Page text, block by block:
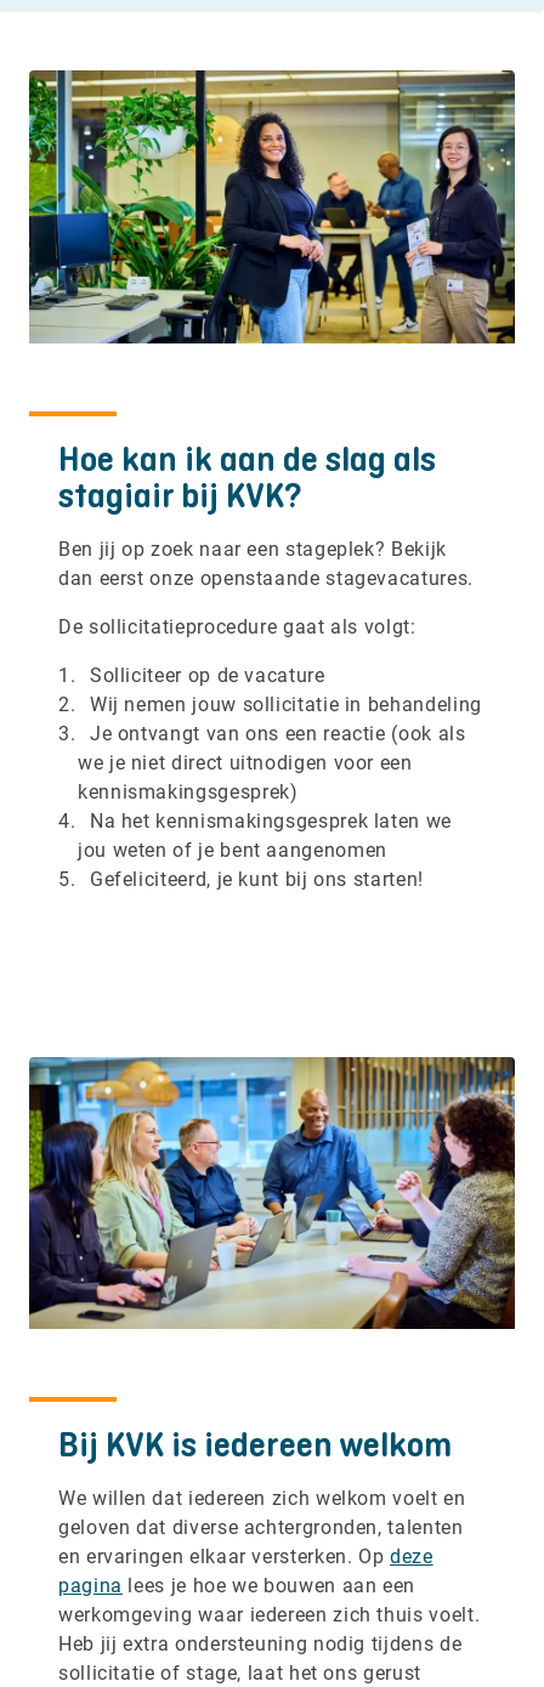
Hoe kan ik aan de slag als
stagiair bij KVK?
Ben jij op zoek naar een stageplek? Bekijk
dan eerst onze openstaande stagevacatures.
De sollicitatieprocedure gaat als volgt:
Solliciteer op de vacature
Wij nemen jouw sollicitatie in behandeling
Je ontvangt van ons een reactie (ook als
we je niet direct uitnodigen voor een
kennismakingsgesprek)
Na het kennismakingsgesprek laten we
jou weten of je bent aangenomen
Gefeliciteerd, je kunt bij ons starten!
Bij KVK is iedereen welkom
We willen dat iedereen zich welkom voelt en
geloven dat diverse achtergronden, talenten
en ervaringen elkaar versterken. Opdeze
pagina lees je hoe we bouwen aan een
werkomgeving waar iedereen zich thuis voelt.
Heb jij extra ondersteuning nodig tijdens de
sollicitatie of stage, laat het ons gerust